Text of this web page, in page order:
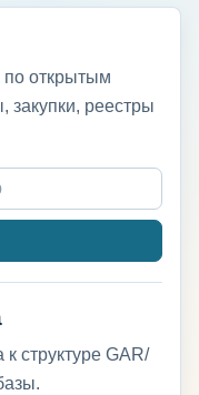
по открытым
закупки, реестры
структуре GAR/